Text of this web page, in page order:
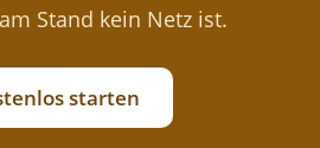
Stand kein Netz ist.
starten